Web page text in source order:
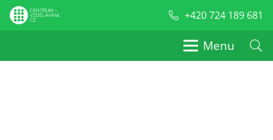
+420 724 189 681
Menu